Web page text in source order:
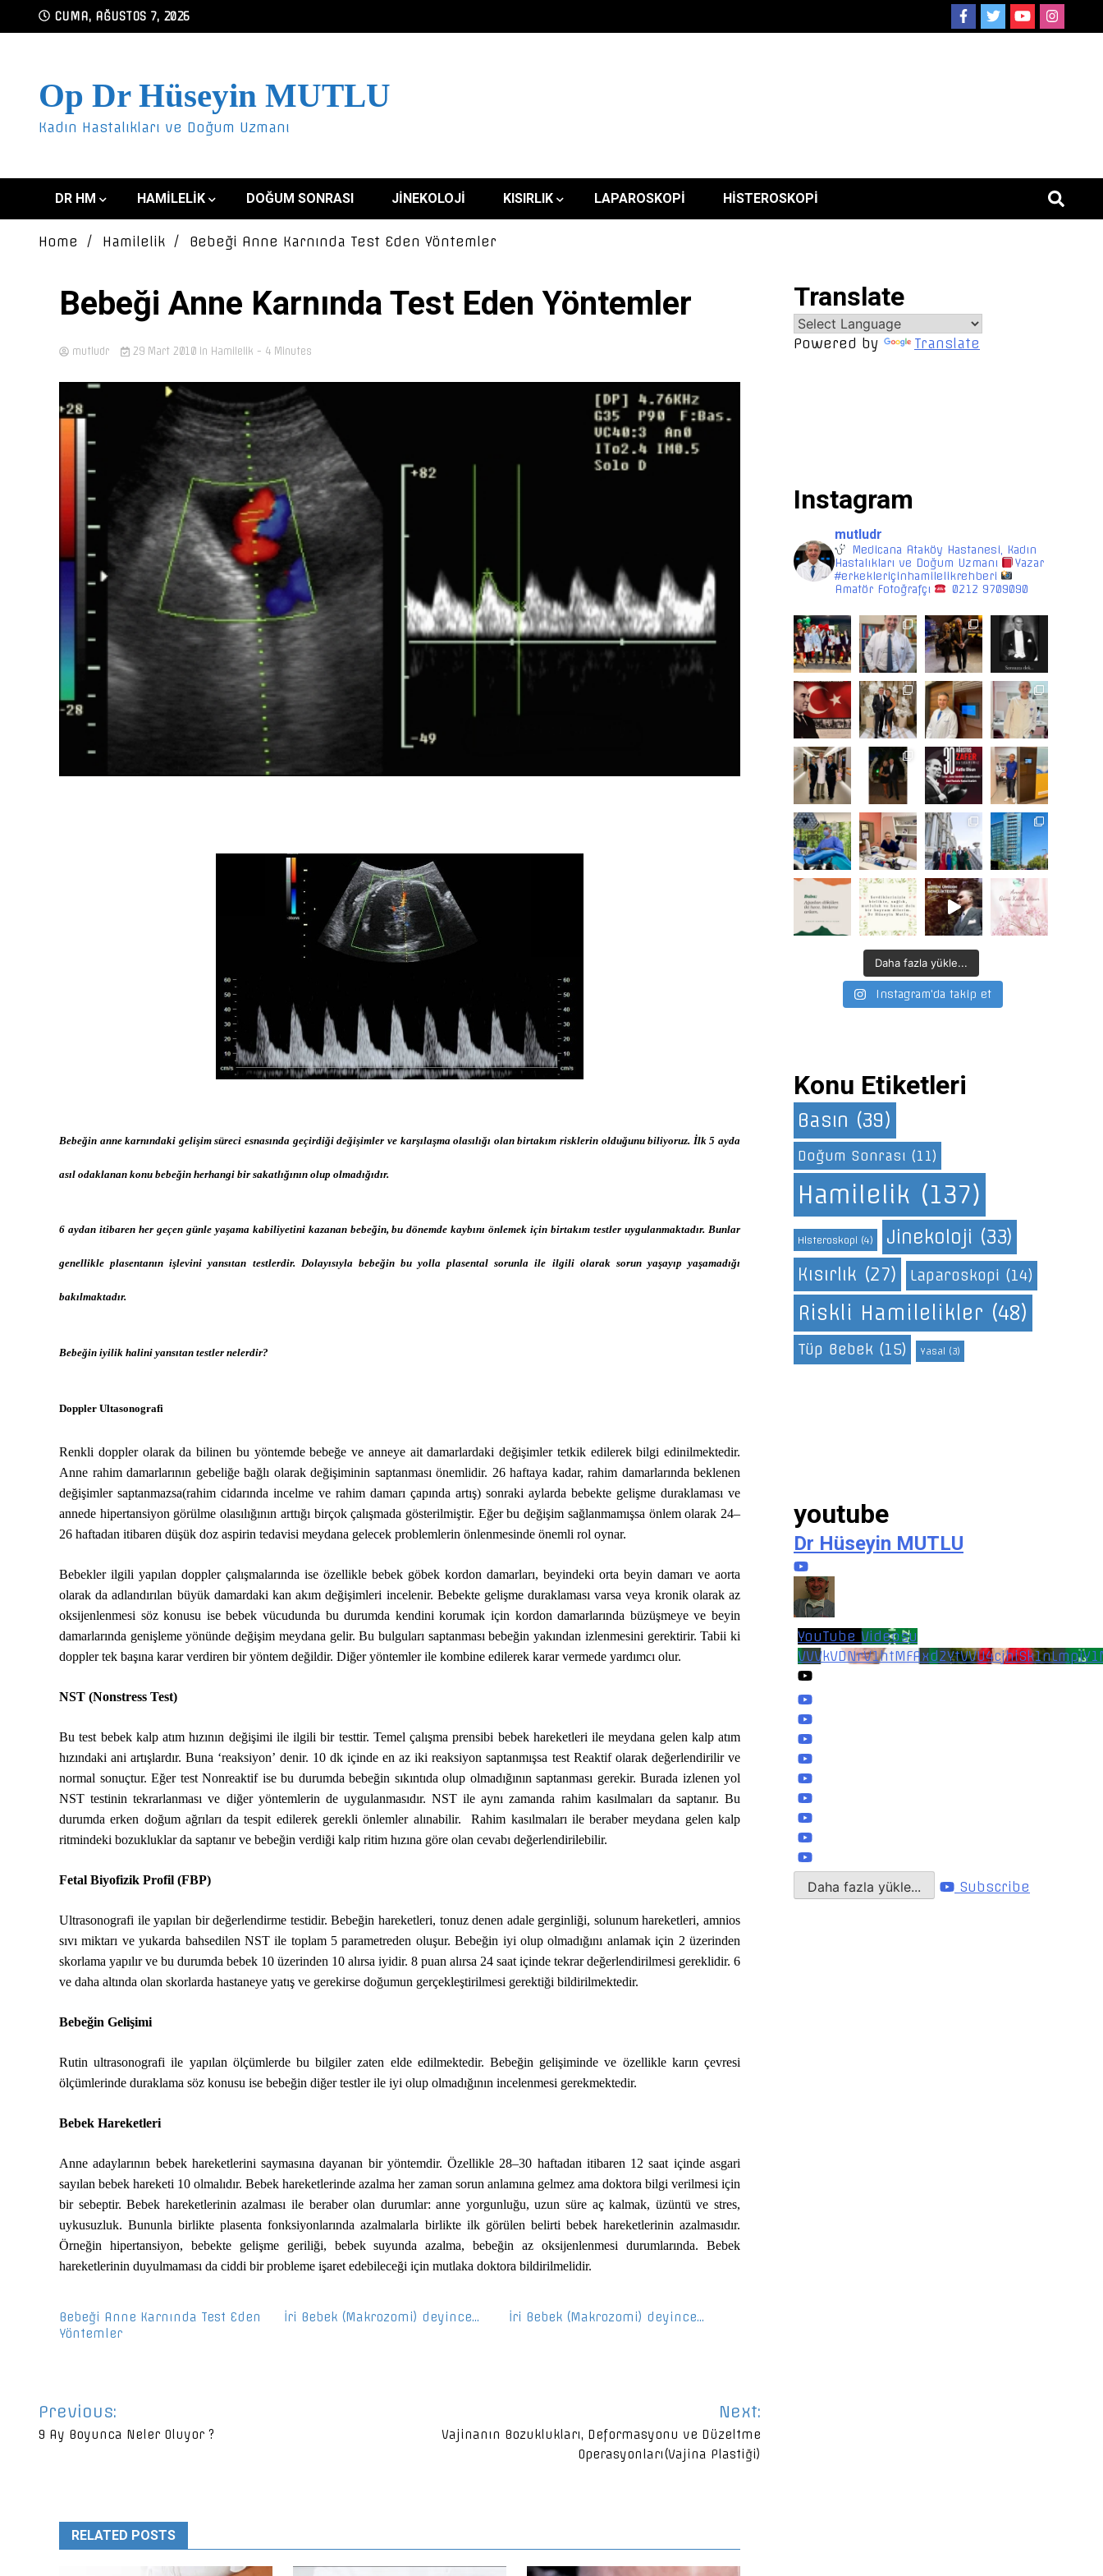
to
CUMA, AĞUSTOS 7, 2026
Op Dr Hüseyin MUTLU
Kadın Hastalıkları ve Doğum Uzmanı
DR HM HAMILELIK DOĞUM SONRASI JINEKOLOJI KISIRLIK LAPAROSKOPI HISTEROSKOPI
Home Hamilelik Bebeği Anne Karnında Test Eden Yöntemler
Bebeği Anne Karnında Test Eden Yöntemler
mutludr 29 Mart 2010 in Hamilelik - 4 Minutes
Bebeğin anne karnındaki gelişim süreci esnasında geçirdiği değişimler ve karşılaşma olasılığı olan birtakım risklerin olduğunu biliyoruz. İlk 5 ayda
asıl odaklanan konu bebeğin herhangi bir sakatlığının olup olmadığıdır.
6 aydan itibaren her geçen günle yaşama kabiliyetini kazanan bebeğin, bu dönemde kaybını önlemek için birtakım testler uygulanmaktadır. Bunlar
genellikle plasentanın işlevini yansıtan testlerdir. Dolayısıyla bebeğin bu yolla plasental sorunla ile ilgili olarak sorun yaşayıp yaşamadığı
bakılmaktadır.
Bebeğin iyilik halini yansıtan testler nelerdir?
Doppler Ultasonografi
Renkli doppler olarak da bilinen bu yöntemde bebeğe ve anneye ait damarlardaki değişimler tetkik edilerek bilgi edinilmektedir.
Anne rahim damarlarının gebeliğe bağlı olarak değişiminin saptanması önemlidir. 26 haftaya kadar, rahim damarlarında beklenen
değişimler saptanmazsa(rahim cidarında incelme ve rahim damarı çapında artış) sonraki aylarda bebekte gelişme duraklaması ve
annede hipertansiyon görülme olasılığının arttığı birçok çalışmada gösterilmiştir. Eğer bu değişim sağlanmamışsa önlem olarak 24–
26 haftadan itibaren düşük doz aspirin tedavisi meydana gelecek problemlerin önlenmesinde önemli rol oynar.
Bebekler ilgili yapılan doppler çalışmalarında ise özellikle bebek göbek kordon damarları, beyindeki orta beyin damarı ve aorta
olarak da adlandırılan büyük damardaki kan akım değişimleri incelenir. Bebekte gelişme duraklaması varsa veya kronik olarak az
oksijenlenmesi söz konusu ise bebek vücudunda bu durumda kendini korumak için kordon damarlarında büzüşmeye ve beyin
damarlarında genişleme yönünde değişim meydana gelir. Bu bulguları saptanması bebeğin yakından izlenmesini gerektirir. Tabii ki
doppler tek başına karar verdiren bir yöntem değildir. Diğer yöntemler ile kombine edilerek karar vermede yardımcı olur.
NST (Nonstress Test)
Bu test bebek kalp atım hızının değişimi ile ilgili bir testtir. Temel çalışma prensibi bebek hareketleri ile meydana gelen kalp atım
hızındaki ani artışlardır. Buna ‘reaksiyon’ denir. 10 dk içinde en az iki reaksiyon saptanmışsa test Reaktif olarak değerlendirilir ve
normal sonuçtur. Eğer test Nonreaktif ise bu durumda bebeğin sıkıntıda olup olmadığının saptanması gerekir. Burada izlenen yol
NST testinin tekrarlanması ve diğer yöntemlerin de uygulanmasıdır. NST ile aynı zamanda rahim kasılmaları da saptanır. Bu
durumda erken doğum ağrıları da tespit edilerek gerekli önlemler alınabilir. Rahim kasılmaları ile beraber meydana gelen kalp
ritmindeki bozukluklar da saptanır ve bebeğin verdiği kalp ritim hızına göre olan cevabı değerlendirilebilir.
Fetal Biyofizik Profil (FBP)
Ultrasonografi ile yapılan bir değerlendirme testidir. Bebeğin hareketleri, tonuz denen adale gerginliği, solunum hareketleri, amnios
sıvı miktarı ve yukarda bahsedilen NST ile toplam 5 parametreden oluşur. Bebeğin iyi olup olmadığını anlamak için 2 üzerinden
skorlama yapılır ve bu durumda bebek 10 üzerinden 10 alırsa iyidir. 8 puan alırsa 24 saat içinde tekrar değerlendirilmesi gereklidir. 6
ve daha altında olan skorlarda hastaneye yatış ve gerekirse doğumun gerçekleştirilmesi gerektiği bildirilmektedir.
Bebeğin Gelişimi
Rutin ultrasonografi ile yapılan ölçümlerde bu bilgiler zaten elde edilmektedir. Bebeğin gelişiminde ve özellikle karın çevresi
ölçümlerinde duraklama söz konusu ise bebeğin diğer testler ile iyi olup olmadığının incelenmesi gerekmektedir.
Bebek Hareketleri
Anne adaylarının bebek hareketlerini saymasına dayanan bir yöntemdir. Özellikle 28–30 haftadan itibaren 12 saat içinde asgari
sayılan bebek hareketi 10 olmalıdır. Bebek hareketlerinde azalma her zaman sorun anlamına gelmez ama doktora bilgi verilmesi için
bir sebeptir. Bebek hareketlerinin azalması ile beraber olan durumlar: anne yorgunluğu, uzun süre aç kalmak, üzüntü ve stres,
uykusuzluk. Bununla birlikte plasenta fonksiyonlarında azalmalarla birlikte ilk görülen belirti bebek hareketlerinin azalmasıdır.
Örneğin hipertansiyon, bebekte gelişme geriliği, bebek suyunda azalma, bebeğin az oksijenlenmesi durumlarında. Bebek
hareketlerinin duyulmaması da ciddi bir probleme işaret edebileceği için mutlaka doktora bildirilmelidir.
Bebeği Anne Karnında Test Eden
Yöntemler
İri Bebek (Makrozomi) deyince… İri Bebek (Makrozomi) deyince…
Yazı
gezinmesi
Previous:
9 Ay Boyunca Neler Oluyor ?
Next:
Vajinanın Bozuklukları, Deformasyonu ve Düzeltme
Operasyonları(Vajina Plastiği)
RELATED POSTS
Translate
Powered by Translate
Instagram
mutludr
Medicana Ataköy Hastanesi, Kadın
Hastalıkları ve Doğum Uzmanı
Yazar
#erkekleriçinhamilelikrehberi
Amatör Fotoğrafçı
0212 9709090
Daha fazla yükle...
Instagram'da takip et
Konu Etiketleri
Basın (39)
Doğum Sonrası (11)
Hamilelik (137)
Histeroskopi (4) Jinekoloji (33)
Kısırlık (27) Laparoskopi (14)
Riskli Hamilelikler (48)
Tüp Bebek (15) Yasal (3)
youtube
Dr Hüseyin MUTLU
YouTube Videosu
Daha fazla yükle... Subscribe